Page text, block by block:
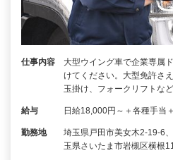
仕事内容
大型ウイング車で企業専属
けてください。大型免許さ
玉掛け、フォークリフトな
給与 日給18,000円～＋各種手当
勤務地
埼玉県戸田市美女木2-19-6
玉県さいたま市岩槻区横根